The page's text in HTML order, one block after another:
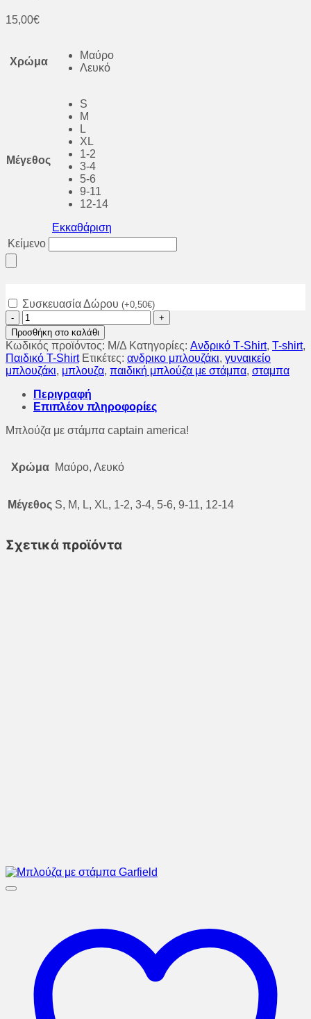
15,00€
Χρώμα
Μαύρο
Λευκό
Μέγεθος
S
M
L
XL
1-2
3-4
5-6
9-11
12-14
Εκκαθάριση
Κείμενο
Συσκευασία Δώρου (+0,50€)
Μπλούζα
με
στάμπα
captain
america!
ποσότητα
Προσθήκη στο καλάθι
Κωδικός προϊόντος: Μ/Δ Κατηγορίες: Aνδρικό Τ-Shirt, T-shirt,
Παιδικό T-Shirt Ετικέτες: ανδρικο μπλουζάκι, γυναικείο
μπλουζάκι, μπλουζα, παιδική μπλούζα με στάμπα, σταμπα
Περιγραφή
Επιπλέον πληροφορίες
Μπλούζα με στάμπα captain america!
Χρώμα Μαύρο, Λευκό
Μέγεθος S, M, L, XL, 1-2, 3-4, 5-6, 9-11, 12-14
Σχετικά προϊόντα